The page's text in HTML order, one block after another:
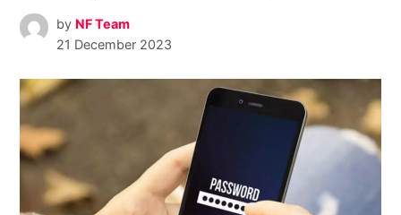
by NF Team
21 December 2023